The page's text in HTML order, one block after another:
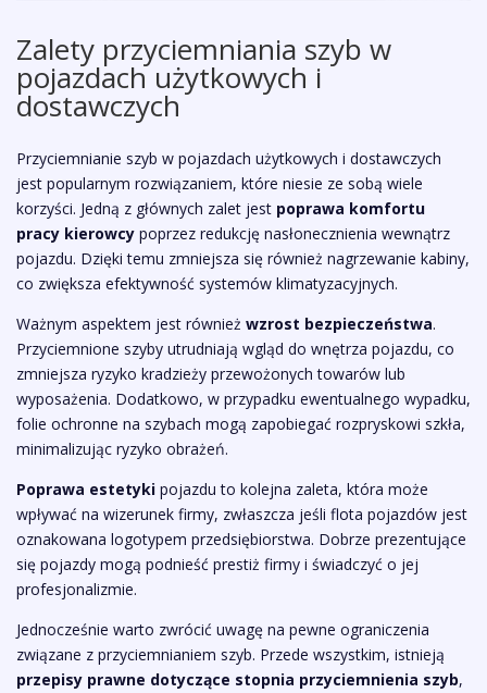
Zalety przyciemniania szyb w
pojazdach użytkowych i
dostawczych
Przyciemnianie szyb w pojazdach użytkowych i dostawczych
jest popularnym rozwiązaniem, które niesie ze sobą wiele
korzyści. Jedną z głównych zalet jest poprawa komfortu
pracy kierowcy poprzez redukcję nasłonecznienia wewnątrz
pojazdu. Dzięki temu zmniejsza się również nagrzewanie kabiny,
co zwiększa efektywność systemów klimatyzacyjnych.
Ważnym aspektem jest również wzrost bezpieczeństwa.
Przyciemnione szyby utrudniają wgląd do wnętrza pojazdu, co
zmniejsza ryzyko kradzieży przewożonych towarów lub
wyposażenia. Dodatkowo, w przypadku ewentualnego wypadku,
folie ochronne na szybach mogą zapobiegać rozpryskowi szkła,
minimalizując ryzyko obrażeń.
Poprawa estetyki pojazdu to kolejna zaleta, która może
wpływać na wizerunek firmy, zwłaszcza jeśli flota pojazdów jest
oznakowana logotypem przedsiębiorstwa. Dobrze prezentujące
się pojazdy mogą podnieść prestiż firmy i świadczyć o jej
profesjonalizmie.
Jednocześnie warto zwrócić uwagę na pewne ograniczenia
związane z przyciemnianiem szyb. Przede wszystkim, istnieją
przepisy prawne dotyczące stopnia przyciemnienia szyb,